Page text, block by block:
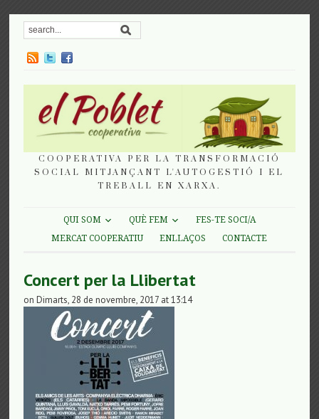
COOPERATIVA PER LA TRANSFORMACIÓ
SOCIAL MITJANÇANT L'AUTOGESTIÓ I EL
TREBALL EN XARXA.
QUI SOM QUÈ FEM
FES-TE SOCI/A
MERCAT COOPERATIU
ENLLAÇOS CONTACTE
Concert per la Llibertat
on Dimarts, 28 de novembre, 2017 at 13:14